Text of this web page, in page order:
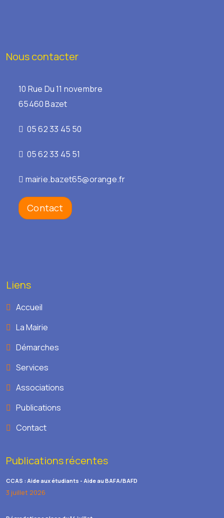
Nous contacter
10 Rue Du 11 novembre
65460 Bazet
05 62 33 45 50
05 62 33 45 51
mairie.bazet65@orange.fr
Contact
Liens
Accueil
La Mairie
Démarches
Services
Associations
Publications
Contact
Publications récentes
CCAS : Aide aux étudiants - Aide au BAFA/BAFD
3 juillet 2026